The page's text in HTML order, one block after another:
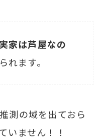
実家は芦屋なの
れます。
測の域を出ておら
いません！！